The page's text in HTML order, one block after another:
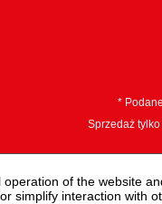
*
Sprzedaż
of the website
simplify interaction with